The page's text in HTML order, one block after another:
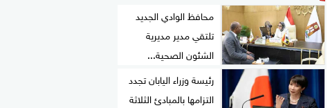
محافظ الوادي الجديد
تلتقي مدير مديرية
الشئون الصحية...
رئيسة وزراء اليابان تجدد
التزامها بالمبادئ الثلاثة